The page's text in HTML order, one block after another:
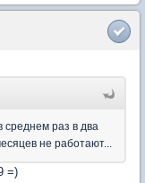
среднем раз в два
не работают...
=)